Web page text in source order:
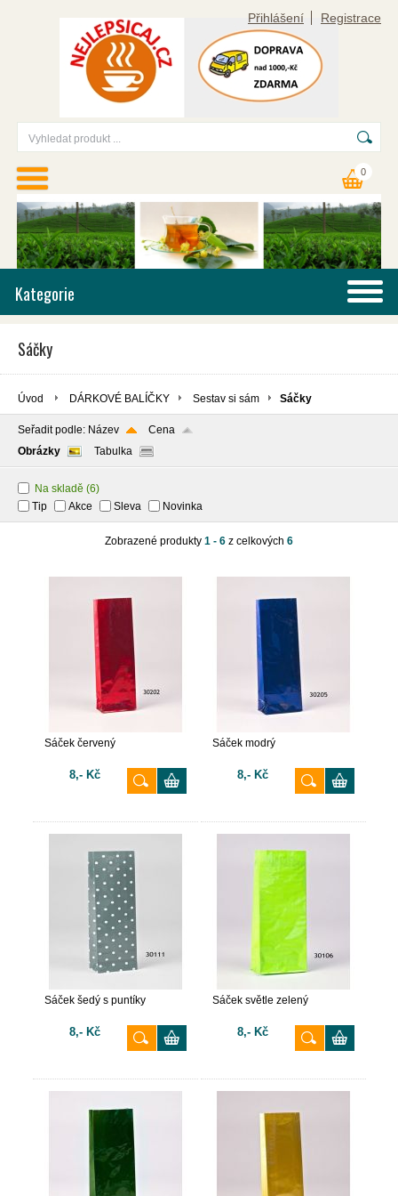
Přihlášení Registrace
0
Kategorie
Sáčky
Úvod DÁRKOVÉ BALÍČKY Sestav si sám Sáčky
Seřadit podle: Název
Cena
Obrázky
Tabulka
Na skladě (6)
Tip
Akce Sleva Novinka
Zobrazené produkty 1 - 6 z celkových 6
Sáček červený
8,- Kč
Sáček modrý
8,- Kč
Sáček šedý s puntíky
8,- Kč
Sáček světle zelený
8,- Kč